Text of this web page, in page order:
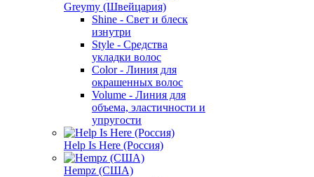
Greymy (Швейцария)
Shine - Свет и блеск
изнутри
Style - Средства
укладки волос
Color - Линия для
окрашенных волос
Volume - Линия для
объема, эластичности и
упругости
Help Is Here (Россия)
Hempz (США)